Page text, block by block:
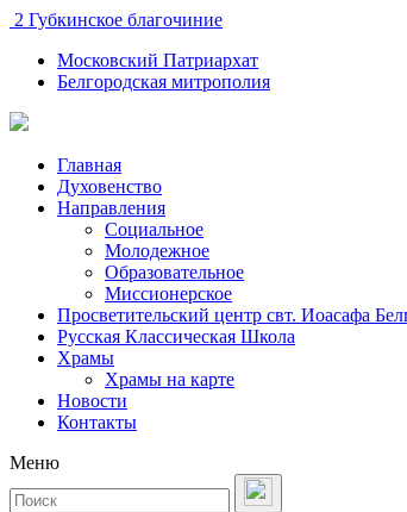
2 Губкинское благочиние
Московский Патриархат
Белгородская митрополия
Главная
Духовенство
Направления
Социальное
Молодежное
Образовательное
Миссионерское
Просветительский центр свт. Иоасафа
Русская Классическая Школа
Храмы
Храмы на карте
Новости
Контакты
Меню